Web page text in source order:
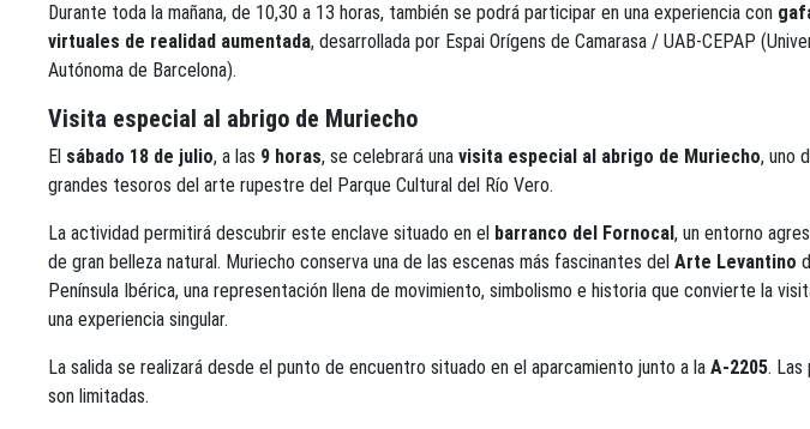
Durante toda la mañana, de 10,30 a 13 horas, también se podrá participar en una experiencia con
virtuales de realidad aumentada, desarrollada por Espai Orígens de Camarasa / UAB-CEPAP
Autónoma de Barcelona).
Visita especial al abrigo de Muriecho
El sábado 18 de julio, a las 9 horas, se celebrará una visita especial al abrigo de Muriecho, uno
grandes tesoros del arte rupestre del Parque Cultural del Río Vero.
La actividad permitirá descubrir este enclave situado en el barranco del Fornocal , un entorno
de gran belleza natural. Muriecho conserva una de las escenas más fascinantes del Arte Levantino
Península Ibérica, una representación llena de movimiento, simbolismo e historia que convierte la
una experiencia singular.
La salida se realizará desde el punto de encuentro situado en el aparcamiento junto a la A-2205. Las
son limitadas.